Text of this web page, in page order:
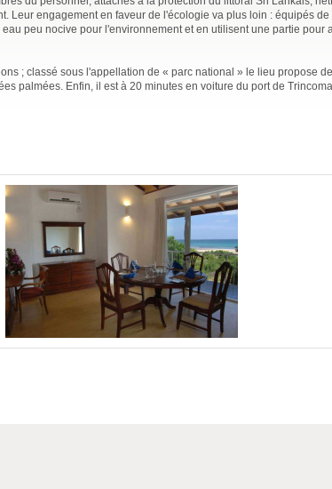
Leur engagement en faveur de l'écologie va plus loin : équipés de
peu nocive pour l'environnement et en utilisent une partie pour
; classé sous l'appellation de « parc national » le lieu propose
palmées. Enfin, il est à 20 minutes en voiture du port de